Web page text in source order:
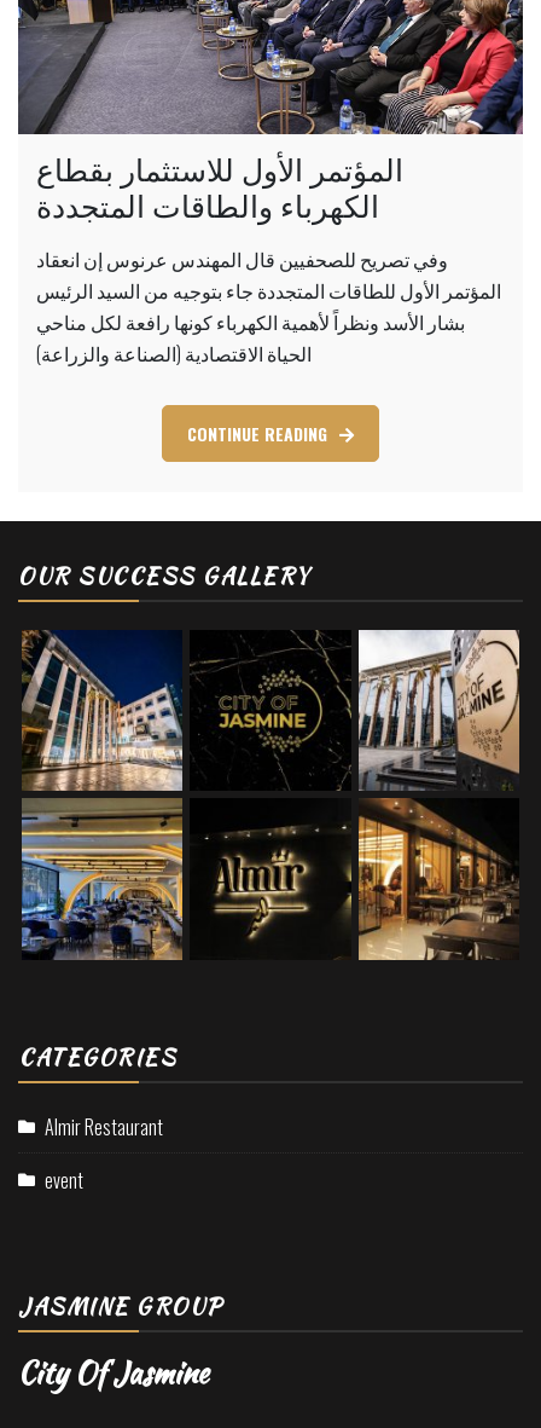
المؤتمر الأول للاستثمار بقطاع
الكهرباء والطاقات المتجددة
وفي تصريح للصحفيين قال المهندس عرنوس إن انعقاد
المؤتمر الأول للطاقات المتجددة جاء بتوجيه من السيد الرئيس
بشار الأسد ونظراً لأهمية الكهرباء كونها رافعة لكل مناحي
الحياة الاقتصادية (الصناعة والزراعة)
CONTINUE READING
OUR SUCCESS GALLERY
CATEGORIES
Almir Restaurant
event
JASMINE GROUP
City Of Jasmine